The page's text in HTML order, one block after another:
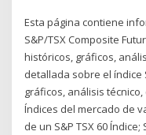
Esta página contiene
S&P/TSX Composite
históricos, gráficos,
detallada sobre el índice
gráficos, análisis
Índices del mercado de
de un S&P TSX 60 Índice;